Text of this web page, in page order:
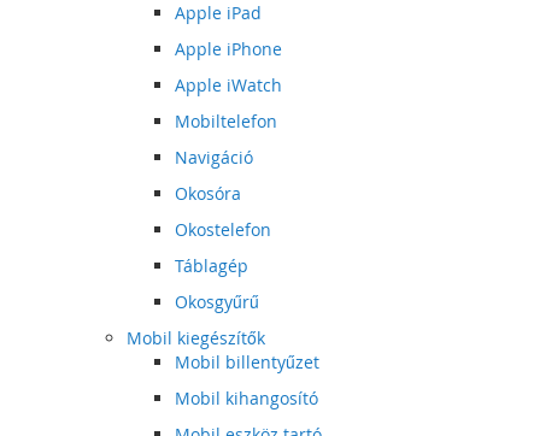
Apple iPad
Apple iPhone
Apple iWatch
Mobiltelefon
Navigáció
Okosóra
Okostelefon
Táblagép
Okosgyűrű
Mobil kiegészítők
Mobil billentyűzet
Mobil kihangosító